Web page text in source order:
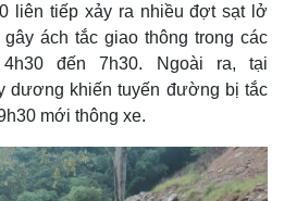
liên tiếp xảy ra nhiều đợt sạt lở
ách tắc giao thông trong các
đến 7h30. Ngoài ra, tại
dương khiến tuyến đường bị tắc
mới thông xe.